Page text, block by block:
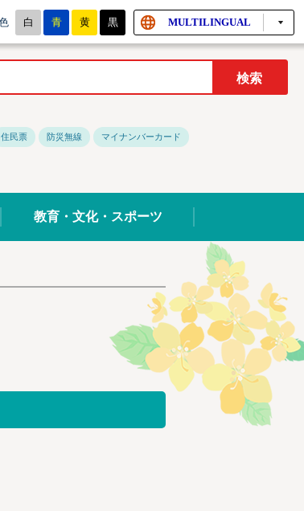
白 青 黄 黒 MULTILINGUAL
住民票 防災無線 マイナンバーカード
教育・文化・スポーツ